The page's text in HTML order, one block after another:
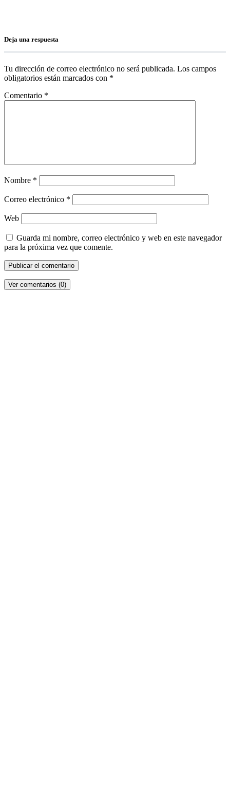
Deja una respuesta
Tu dirección de correo electrónico no será publicada. Los campos
obligatorios están marcados con *
Comentario *
Nombre *
Correo electrónico *
Web
Guarda mi nombre, correo electrónico y web en este navegador
para la próxima vez que comente.
Ver comentarios (0)